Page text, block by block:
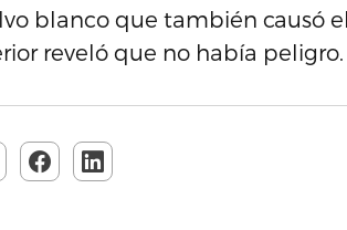
blanco que también causó
reveló que no había peligro.